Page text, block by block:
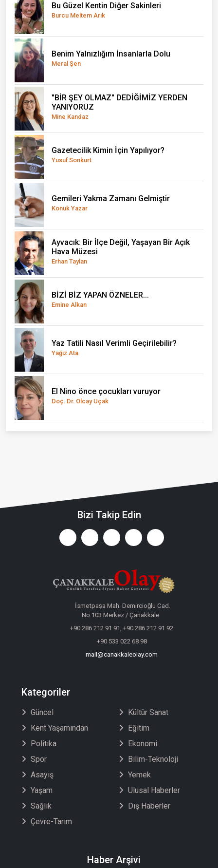
Bu Güzel Kentin Diğer Sakinleri
Burcu Meltem Arık
Benim Yalnızlığım İnsanlarla Dolu
Meral Şen
"BİR ŞEY OLMAZ" DEDİĞİMİZ YERDEN
YANIYORUZ
Mine Kandaz
Gazetecilik Kimin İçin Yapılıyor?
Yusuf Sonkurt
Gemileri Yakma Zamanı Gelmiştir
Konuk Yazar
Ayvacık: Bir İlçe Değil, Yaşayan Bir Açık
Hava Müzesi
Erhan Taylan
BİZİ BİZ YAPAN ÖZNELER...
Emine Alkan
Yaz Tatili Nasıl Verimli Geçirilebilir?
Yağız Ata
El Nino önce çocukları vuruyor
Doç. Dr. Olcay Uçak
Bizi Takip Edin
İsmetpaşa Mah. Demircioğlu Cad.
No:103 Merkez / Çanakkale
+90 286 212 91 91, +90 286 212 91 92
+90 533 022 68 98
mail@canakkaleolay.com
Kategoriler
Güncel
Kent Yaşamından
Politika
Spor
Asayiş
Yaşam
Sağlık
Çevre-Tarım
Kültür Sanat
Eğitim
Ekonomi
Bilim-Teknoloji
Yemek
Ulusal Haberler
Dış Haberler
Haber Arşivi